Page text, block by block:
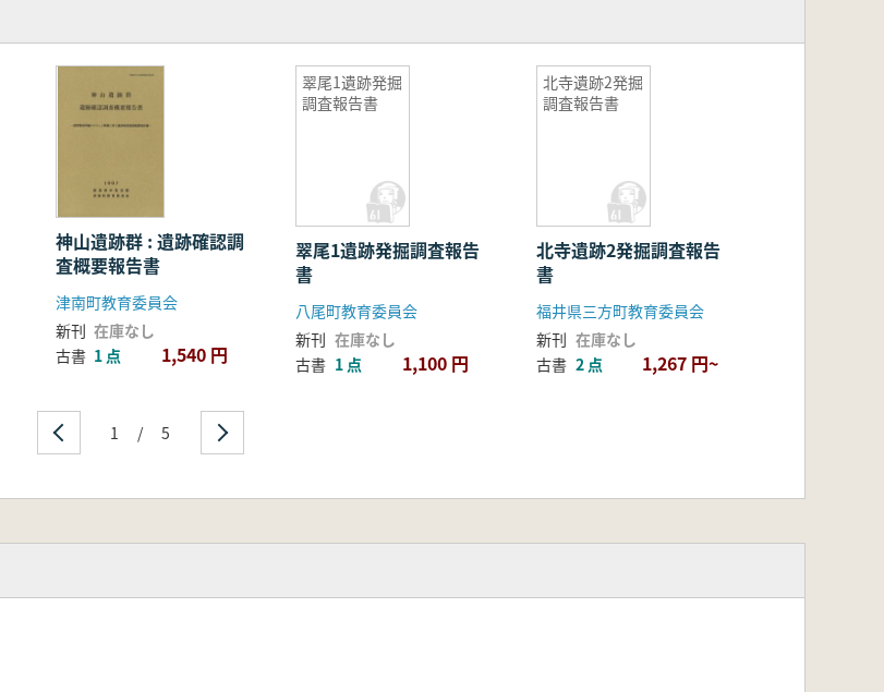
神山遺跡群 : 遺跡確認調
査概要報告書
津南町教育委員会
新刊 在庫なし
古書 1 点 1,540 円
翠尾1遺跡発掘
調査報告書
翠尾1遺跡発掘調査報告
書
八尾町教育委員会
新刊 在庫なし
古書 1 点 1,100 円
北寺遺跡2発掘
調査報告書
北寺遺跡2発掘調査報告
書
福井県三方町教育委員会
新刊 在庫なし
古書 2 点 1,267 円~
1 / 5